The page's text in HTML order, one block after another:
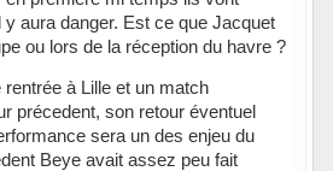
aura danger. Est ce que Jacquet
ou lors de la réception du havre ?
à Lille et un match
précedent, son retour éventuel
sera un des enjeu du
Beye avait assez peu fait